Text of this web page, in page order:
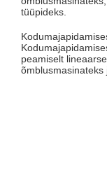
tüüpideks.
peamiselt
õmblusmasinateks